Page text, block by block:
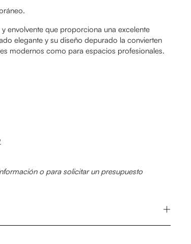
envolvente que proporciona una excelente
elegante y su diseño depurado la convierten
modernos como para espacios profesionales.
.
o para solicitar un presupuesto